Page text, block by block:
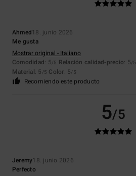
Ahmed18. junio 2026
Me gusta
Mostrar original - Italiano
Comodidad: 5/5 Relación calidad-precio: 5/5
Material: 5 /5 Color: 5/5
Recomiendo este producto
5/5
Jeremy18. junio 2026
Perfecto